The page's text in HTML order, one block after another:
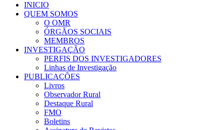
INICIO
QUEM SOMOS
O OMR
ÓRGÃOS SOCIAIS
MEMBROS
INVESTIGAÇÃO
PERFIS DOS INVESTIGADORES
Linhas de Investigação
PUBLICAÇÕES
Livros
Observador Rural
Destaque Rural
FMO
Boletins